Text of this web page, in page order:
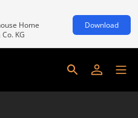
Home
KG
Download